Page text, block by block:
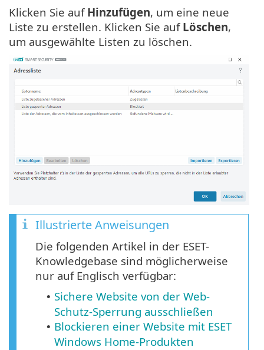
Klicken Sie auf Hinzufügen, um eine neue
Liste zu erstellen. Klicken Sie auf Löschen,
um ausgewählte Listen zu löschen.
Illustrierte Anweisungen
Die folgenden Artikel in der ESET-
Knowledgebase sind möglicherweise
nur auf Englisch verfügbar:
• Sichere Website von der Web-
Schutz-Sperrung ausschließen
• Blockieren einer Website mit ESET
Windows Home-Produkten